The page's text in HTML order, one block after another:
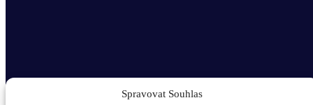
Spravovat Souhlas